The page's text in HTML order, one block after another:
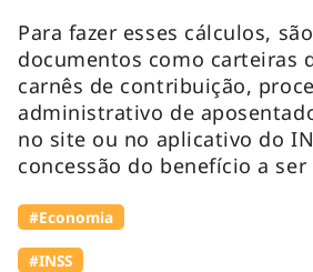
Para fazer esses cálculos,
documentos como carteiras
carnês de contribuição,
administrativo de
no site ou no aplicativo do
concessão do benefício a ser
#Economia
#INSS